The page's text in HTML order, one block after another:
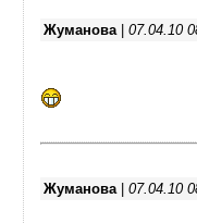
Жуманова 07.04.10
Жуманова 07.04.10